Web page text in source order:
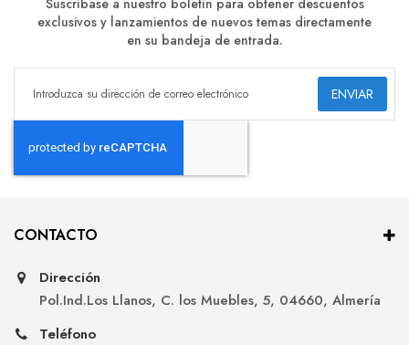
Suscríbase a nuestro boletín para obtener descuentos
exclusivos y lanzamientos de nuevos temas directamente
en su bandeja de entrada.
ENVIAR
CONTACTO
Dirección
Pol.Ind.Los Llanos, C. los Muebles, 5, 04660, Almería
Teléfono